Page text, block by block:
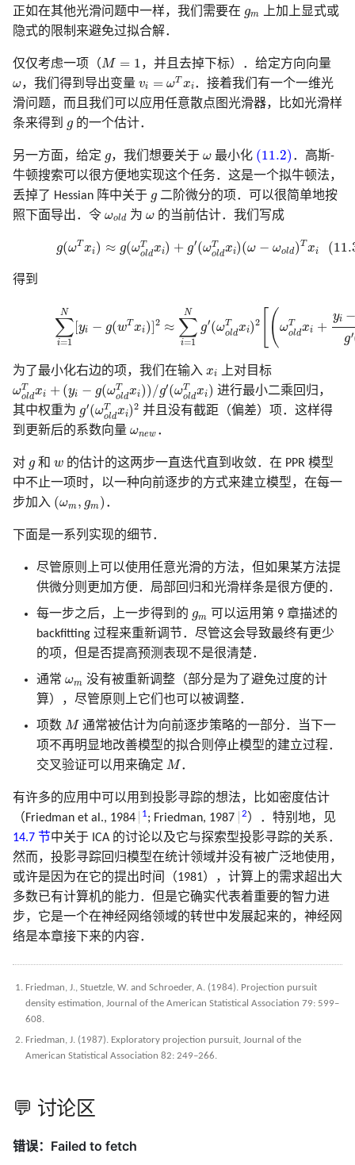
正如在其他光滑问题中一样，我们需要在 gm
g
上加上显式或
隐式的限制来避免过拟合解．
仅仅考虑一项（M = 1
M=
，并且去掉下标）．给定方向向量
ω
ω，我们得到导出变量 vi = ωT xi
i
．接着我们有一个一维光
滑问题，而且我们可以应用任意散点图光滑器，比如光滑样
条来得到 g
g 的一个估计．
另一方面，给定 g
g，我们想要关于ω
ω 最小化 (11.2)
(11.2)
．高斯-
牛顿搜索可以很方便地实现这个任务．这是一个拟牛顿法，
丢掉了 Hessian 阵中关于 g
g 二阶微分的项．可以很简单地按
照下面导出．令 ωold
ω o d为 ω
ω的当前估计．我们写成
g(ωT xi) ≈ g(ωT
oldxi) + g′(ωT
oldxi)(ω − ωold)T xi
(11.3) ( ≈ (ω d +g ωo T x d )T
得到
N
∑
i=1
[yi − g(wT xi)]2 ≈
N
∑
i=1
g′(ωT
oldxi)2 (ωT
oldxi +
yi
g′
为了最小化右边的项，我们在输入 xi
xi
上对目标
ωT
oldxi + (yi − g(ωT
oldxi)) /g′(ωT
oldxi)
ωo y o dT / g (ωo dT
进行最小二乘回归，
其中权重为 g′(ωT
oldxi)2
′( ω ol dTxi )2
并且没有截距（偏差）项．这样得
到更新后的系数向量 ωnew
ω ．
对 g
g 和w
w 的估计的这两步一直迭代直到收敛．在 PPR 模型
中不止一项时，以一种向前逐步的方式来建立模型，在每一
步加入 (ωm, gm)
(ω )
．
下面是一系列实现的细节．
尽管原则上可以使用任意光滑的方法，但如果某方法提
供微分则更加方便．局部回归和光滑样条是很方便的．
每一步之后，上一步得到的 gm
g
可以运用第 9 章描述的
backfitting 过程来重新调节．尽管这会导致最终有更少
的项，但是否提高预测表现不是很清楚．
通常 ωm
ω
没有被重新调整（部分是为了避免过度的计
算），尽管原则上它们也可以被调整．
项数 M
M
通常被估计为向前逐步策略的一部分．当下一
项不再明显地改善模型的拟合则停止模型的建立过程．
交叉验证可以用来确定 M
M
．
有许多的应用中可以用到投影寻踪的想法，比如密度估计
（Friedman et al., 1984
1; Friedman, 1987 2）．特别地，见
14.7 节中关于 ICA 的讨论以及它与探索型投影寻踪的关系．
然而，投影寻踪回归模型在统计领域并没有被广泛地使用，
或许是因为在它的提出时间（1981），计算上的需求超出大
多数已有计算机的能力．但是它确实代表着重要的智力进
步，它是一个在神经网络领域的转世中发展起来的，神经网
络是本章接下来的内容．
Friedman, J., Stuetzle, W. and Schroeder, A. (1984). Projection pursuit
density estimation, Journal of the American Statistical Association 79: 599–
608.
Friedman, J. (1987). Exploratory projection pursuit, Journal of the
American Statistical Association 82: 249–266.
💬 讨论区